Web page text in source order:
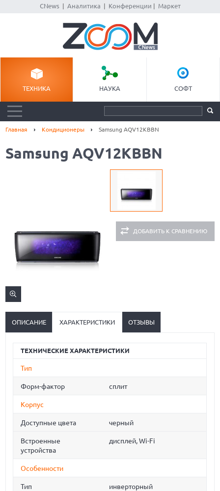
CNews| Аналитика Конференции Маркет
ТЕХНИКА НАУКА СОФТ
Главная Кондиционеры Samsung AQV12KBBN
Samsung AQV12KBBN
ДОБАВИТЬ К СРАВНЕНИЮ
ОПИСАНИЕ ХАРАКТЕРИСТИКИ ОТЗЫВЫ
ТЕХНИЧЕСКИЕ ХАРАКТЕРИСТИКИ
Тип
Форм-фактор сплит
Корпус
Доступные цвета черный
Встроенные
устройства
дисплей, Wi-Fi
Особенности
Тип инверторный